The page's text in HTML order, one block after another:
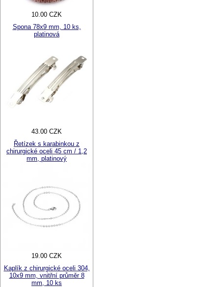
10.00 CZK
Spona 78x9 mm, 10 ks,
platinová
43.00 CZK
Řetízek s karabinkou z
chirurgické oceli 45 cm / 1,2
mm, platinový
19.00 CZK
Kaplík z chirurgické oceli 304,
10x9 mm, vnitřní průměr 8
mm, 10 ks